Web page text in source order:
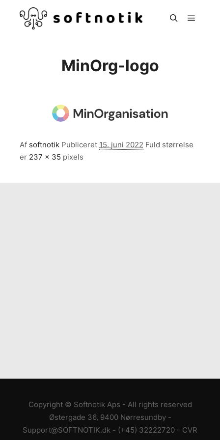
MinOrg-logo
Af softnotik Publiceret 15. juni 2022 Fuld størrelse
er 237 × 35 pixels
Copyright © Softnotik Aps - All rights reserved
Østergade 36, 9400 Nørresundby-
Support@SOFTNOTIK.dk - (+45) 32222720 - CVR